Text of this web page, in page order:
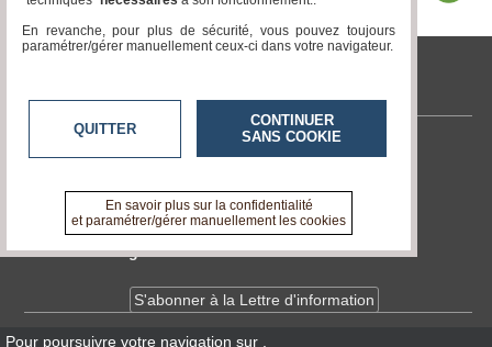
tvlocale.fr
Contactez-nous
A propos de tvlocale.fr
Devenir délégué
S'abonner à la Lettre d'information
Pour poursuivre votre navigation sur
En revanche, pour plus de sécurité, vous pouvez toujours
paramétrer/gérer manuellement ceux-ci dans votre navigateur.
QUITTER
CONTINUER
SANS COOKIE
En savoir plus sur la confidentialité
et paramétrer/gérer manuellement les cookies